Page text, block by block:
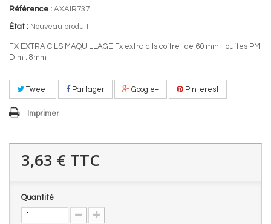
Référence : AXAIR737
État : Nouveau produit
FX EXTRA CILS MAQUILLAGE Fx extra cils coffret de 60 mini touffes PM
Dim : 8mm
Tweet Partager Google+ Pinterest
Imprimer
3,63 € TTC
Quantité